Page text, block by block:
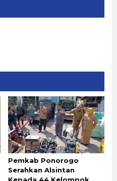
Pemkab Ponorogo
Serahkan Alsintan